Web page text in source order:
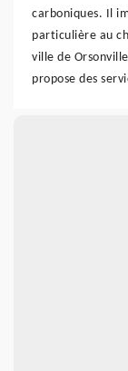
carboniques. Il
particulière au
ville de
propose des